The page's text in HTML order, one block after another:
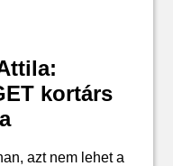
kortárs
azt nem lehet a